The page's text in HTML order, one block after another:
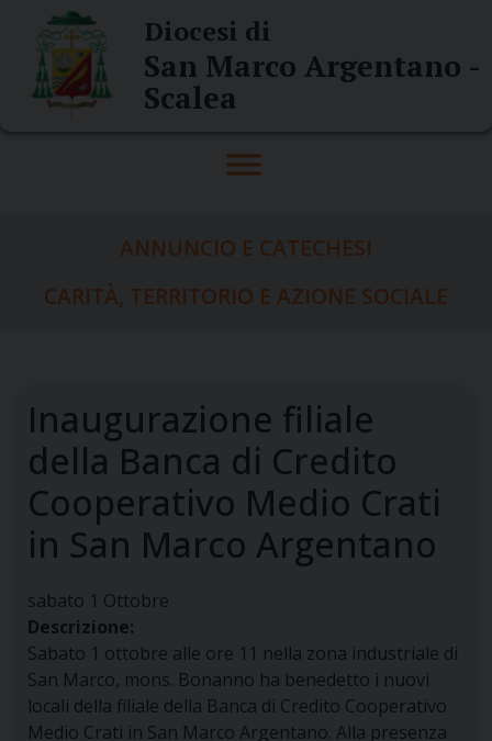
content
Diocesi di
San Marco Argentano -
Scalea
ANNUNCIO E CATECHESI
CARITÀ, TERRITORIO E AZIONE SOCIALE
Inaugurazione filiale
della Banca di Credito
Cooperativo Medio Crati
in San Marco Argentano
sabato 1 Ottobre
Descrizione:
Sabato 1 ottobre alle ore 11 nella zona industriale di
San Marco, mons. Bonanno ha benedetto i nuovi
locali della filiale della Banca di Credito Cooperativo
Medio Crati in San Marco Argentano. Alla presenza